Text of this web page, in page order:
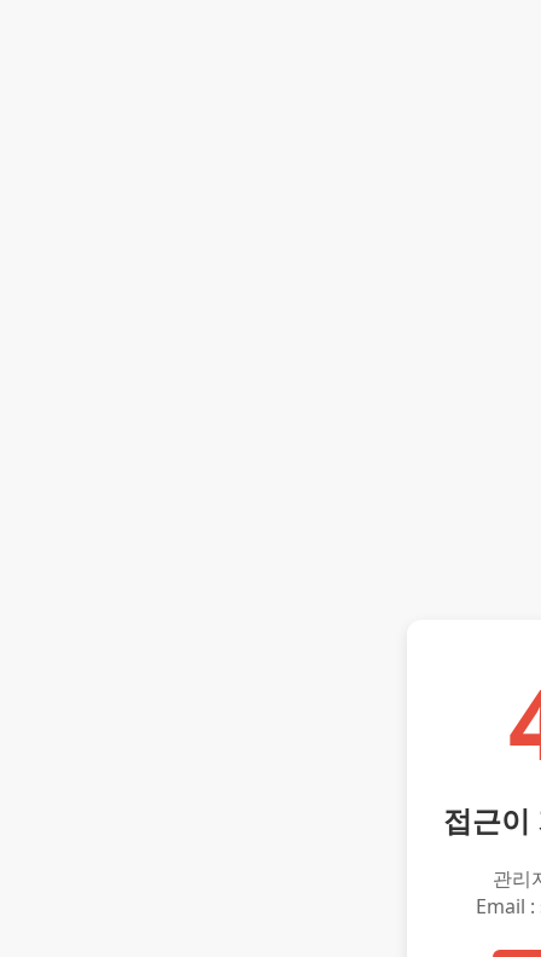
접근이
관리
Email